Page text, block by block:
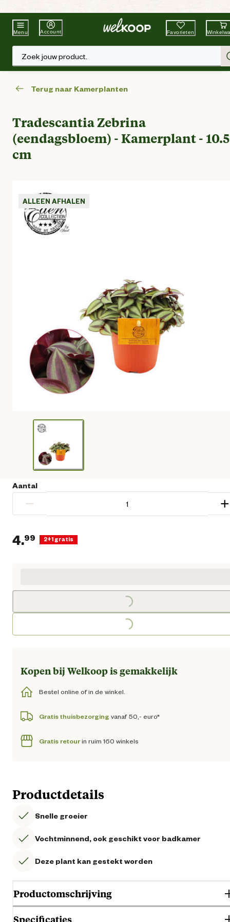
Beste WinkelketenTuin & Dier
Menu Account Favorieten
Zoek jouw product.
Terug naar Kamerplanten
Tradescantia Zebrina
(eendagsbloem) - Kamerplant - 10.5
cm
ALLEEN AFHALEN
Aantal
− +
4.99 2+1 gratis
Loading...
Loading...
Kopen bij Welkoop is gemakkelijk
Bestel online of in de winkel.
Gratis thuisbezorging vanaf 50,- euro*
Gratis retourin ruim 160 winkels
Productdetails
Snelle groeier
Vochtminnend, ook geschikt voor badkamer
Deze plant kan gestekt worden
Productomschrijving
De Tradescantia Zebrina is een opvallende kamerplant met
Specificaties